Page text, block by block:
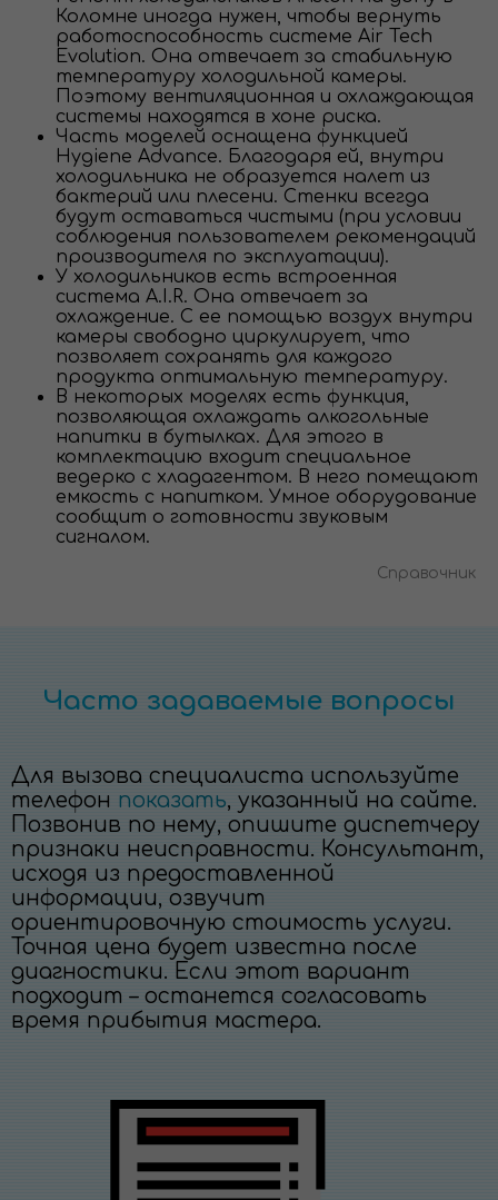
Коломне иногда нужен, чтобы вернуть
работоспособность системе Air Tech
Evolution. Она отвечает за стабильную
температуру холодильной камеры.
Поэтому вентиляционная и охлаждающая
системы находятся в хоне риска.
Часть моделей оснащена функцией
Hygiene Advance. Благодаря ей, внутри
холодильника не образуется налет из
бактерий или плесени. Стенки всегда
будут оставаться чистыми (при условии
соблюдения пользователем рекомендаций
производителя по эксплуатации).
У холодильников есть встроенная
система A.I.R. Она отвечает за
охлаждение. С ее помощью воздух внутри
камеры свободно циркулирует, что
позволяет сохранять для каждого
продукта оптимальную температуру.
В некоторых моделях есть функция,
позволяющая охлаждать алкогольные
напитки в бутылках. Для этого в
комплектацию входит специальное
ведерко с хладагентом. В него помещают
емкость с напитком. Умное оборудование
сообщит о готовности звуковым
сигналом.
Справочник
Часто задаваемые вопросы
Для вызова специалиста используйте
телефон показать, указанный на сайте.
Позвонив по нему, опишите диспетчеру
признаки неисправности. Консультант,
исходя из предоставленной
информации, озвучит
ориентировочную стоимость услуги.
Точная цена будет известна после
диагностики. Если этот вариант
подходит – останется согласовать
время прибытия мастера.